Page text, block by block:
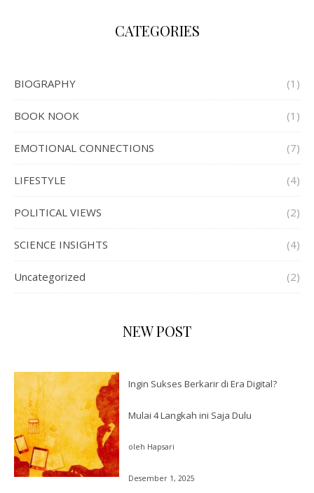
CATEGORIES
BIOGRAPHY (1)
BOOK NOOK (1)
EMOTIONAL CONNECTIONS (7)
LIFESTYLE (4)
POLITICAL VIEWS (2)
SCIENCE INSIGHTS (4)
Uncategorized (2)
NEW POST
Ingin Sukses Berkarir di Era Digital?
Mulai 4 Langkah ini Saja Dulu
oleh Hapsari
Desember 1, 2025